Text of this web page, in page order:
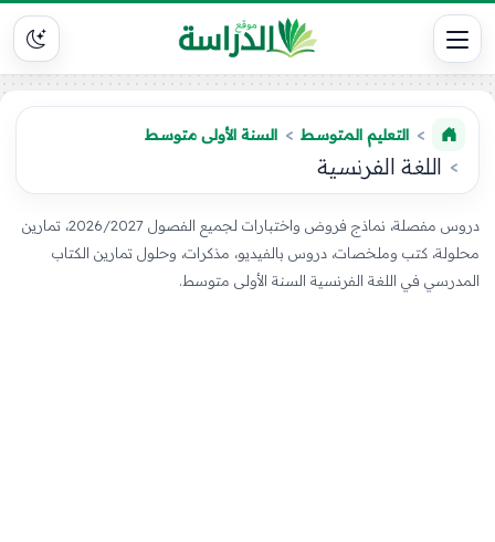
التعليم المتوسط السنة الأولى متوسط
اللغة الفرنسية
دروس مفصلة، نماذج فروض واختبارات لجميع الفصول 2026/2027، تمارين
محلولة، كتب وملخصات، دروس بالفيديو، مذكرات، وحلول تمارين الكتاب
المدرسي في اللغة الفرنسية السنة الأولى متوسط.